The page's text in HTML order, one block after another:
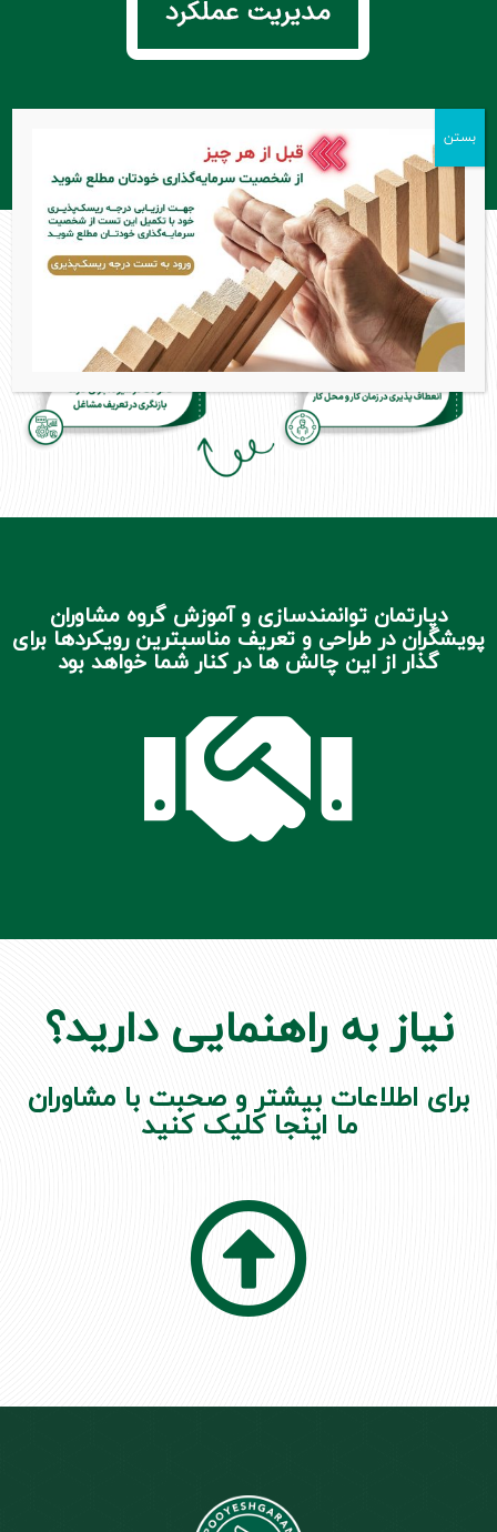
........
دپارتمان توانمندسازی و آموزش گروه مشاوران
پویشگران در طراحی و تعریف مناسبترین رویکردها برای
گذار از این چالش ها در کنار شما خواهد بود
نیاز به راهنمایی دارید؟
برای اطلاعات بیشتر و صحبت با مشاوران
ما اینجا کلیک کنید